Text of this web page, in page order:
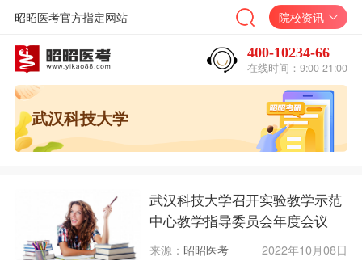
昭昭医考官方指定网站 院校资讯
400-10234-66
在线时间：9:00-21:00
武汉科技大学
武汉科技大学召开实验教学示范
中心教学指导委员会年度会议
来源： 昭昭医考 2022年10月08日